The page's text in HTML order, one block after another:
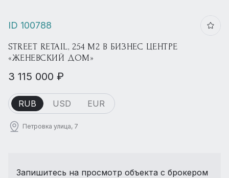
ID 100788
STREET RETAIL, 254 М2 В БИЗНЕС ЦЕНТРЕ
«ЖЕНЕВСКИЙ ДОМ»
3 115 000 ₽
RUB USD EUR
Петровка улица, 7
Запишитесь на просмотр объекта с брокером